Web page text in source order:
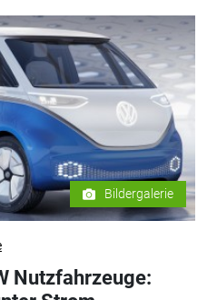
Bildergalerie
Nutzfahrzeuge: